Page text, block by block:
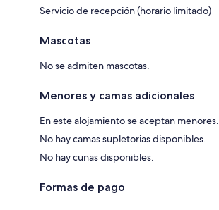
Servicio de recepción (horario limitado)
Mascotas
No se admiten mascotas.
Menores y camas adicionales
En este alojamiento se aceptan menores.
No hay camas supletorias disponibles.
No hay cunas disponibles.
Formas de pago